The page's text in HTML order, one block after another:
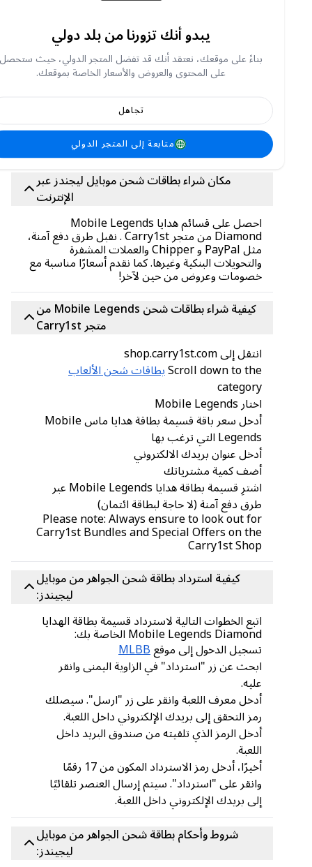
طرق كسب جواهر في Mobile Legends هي كما يلي:
أثناء اللعب، تأكد من تمكين ميزة البث المباشر
المشاركة في البطولات
المشاركة في مسابقات اليوتيوب
انضم إلى مجتمع Mobile Legends
كن عضوًا فعالًا في منتديات Mobile Legends
استخدم مكافآت آراء Google بشكل جيد
مكان شراء بطاقات شحن موبايل ليجندز عبر
الإنترنت
احصل على قسائم هدايا Mobile Legends
Diamond من متجر Carry1st . نقبل طرق دفع آمنة،
مثل PayPal و Chipper والعملات المشفرة
والتحويلات البنكية وغيرها. كما نقدم أسعارًا مناسبة مع
خصومات وعروض من حين لآخر!
كيفية شراء بطاقات شحن Mobile Legends من
انتقل إلى shop.carry1st.com
Scroll down to theبطاقات شحن الألعاب
category
أدخل سعر باقة قسيمة بطاقة هدايا ماس Mobile
Legends التي ترغب بها
أدخل عنوان بريدك الالكتروني
أضف كمية مشترياتك
اشترِ قسيمة بطاقة هدايا Mobile Legends عبر
طرق دفع آمنة (لا حاجة لبطاقة ائتمان)
Please note: Always ensure to look out for
Carry1st Bundles and Special Offers on the
Carry1st Shop
كيفية استرداد بطاقة شحن الجواهر من موبايل
ليجيندز:
اتبع الخطوات التالية لاسترداد قسيمة بطاقة الهدايا
Mobile Legends Diamond الخاصة بك:
تسجيل الدخول إلى موقعMLBB
ابحث عن زر "استرداد" في الزاوية اليمنى وانقر
أدخل معرف اللعبة وانقر على زر "ارسل". سيصلك
رمز التحقق إلى بريدك الإلكتروني داخل اللعبة.
أدخل الرمز الذي تلقيته من صندوق البريد داخل
أخيرًا، أدخل رمز الاسترداد المكون من 17 رقمًا
وانقر على "استرداد". سيتم إرسال العنصر تلقائيًا
إلى بريدك الإلكتروني داخل اللعبة.
شروط وأحكام بطاقة شحن الجواهر من موبايل
ليجيندز:
يبدو أنك تزورنا من بلد دولي
بناءً على موقعك، نعتقد أنك قد تفضل المتجر الدولي، حيث ستحصل
على المحتوى والعروض والأسعار الخاصة بموقعك.
متابعة إلى المتجر الدولي